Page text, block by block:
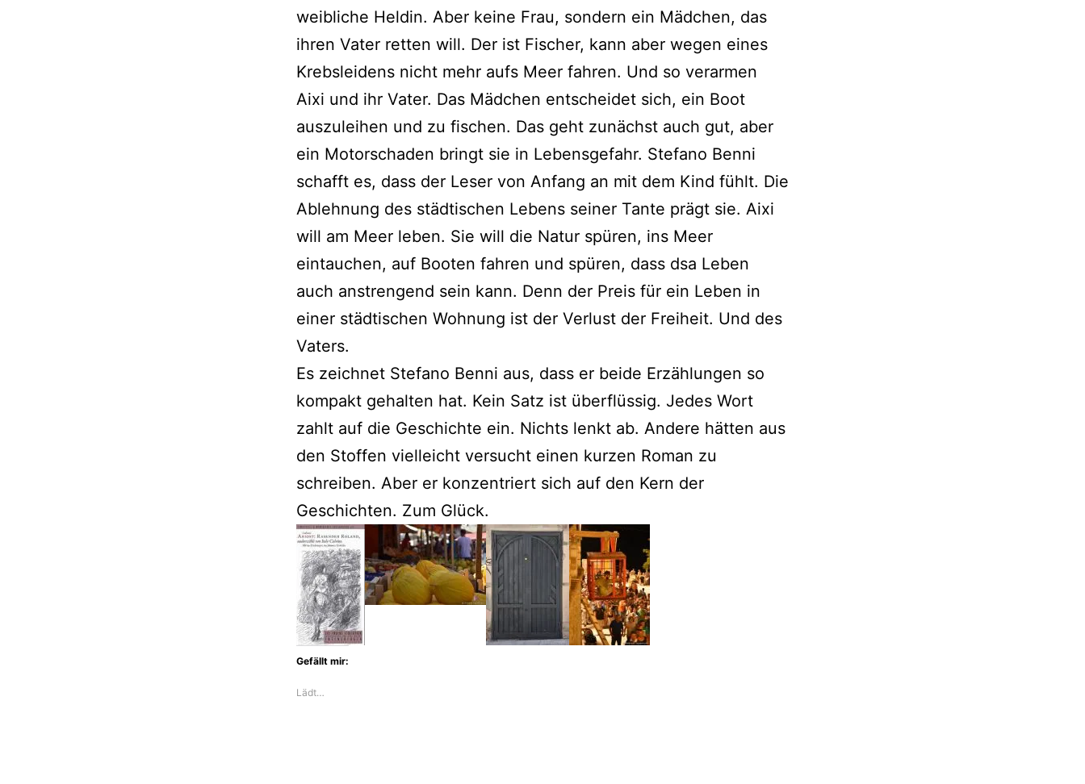
weibliche Heldin. Aber keine Frau, sondern ein Mädchen, das
ihren Vater retten will. Der ist Fischer, kann aber wegen eines
Krebsleidens nicht mehr aufs Meer fahren. Und so verarmen
Aixi und ihr Vater. Das Mädchen entscheidet sich, ein Boot
auszuleihen und zu fischen. Das geht zunächst auch gut, aber
ein Motorschaden bringt sie in Lebensgefahr. Stefano Benni
schafft es, dass der Leser von Anfang an mit dem Kind fühlt. Die
Ablehnung des städtischen Lebens seiner Tante prägt sie. Aixi
will am Meer leben. Sie will die Natur spüren, ins Meer
eintauchen, auf Booten fahren und spüren, dass dsa Leben
auch anstrengend sein kann. Denn der Preis für ein Leben in
einer städtischen Wohnung ist der Verlust der Freiheit. Und des
Vaters.
Es zeichnet Stefano Benni aus, dass er beide Erzählungen so
kompakt gehalten hat. Kein Satz ist überflüssig. Jedes Wort
zahlt auf die Geschichte ein. Nichts lenkt ab. Andere hätten aus
den Stoffen vielleicht versucht einen kurzen Roman zu
schreiben. Aber er konzentriert sich auf den Kern der
Geschichten. Zum Glück.
Gefällt mir:
Lädt…